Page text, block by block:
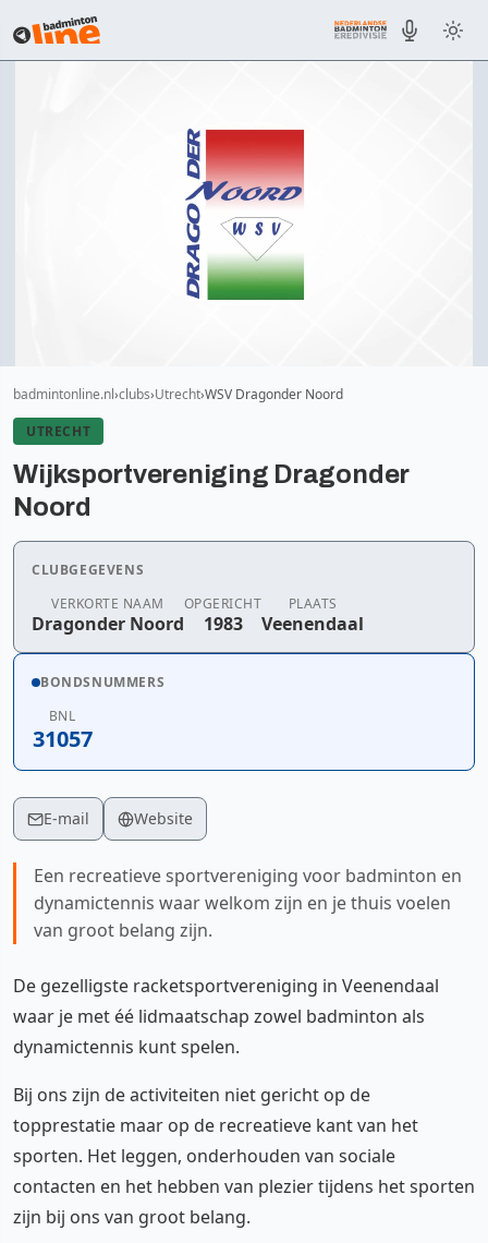
badmintonline.nl clubs Utrecht WSV Dragonder Noord
UTRECHT
Wijksportvereniging Dragonder
Noord
CLUBGEGEVENS
VERKORTE NAAM
Dragonder Noord
OPGERICHT
1983
PLAATS
Veenendaal
BONDSNUMMERS
BNL
31057
E-mail Website
Een recreatieve sportvereniging voor badminton en
dynamictennis waar welkom zijn en je thuis voelen
van groot belang zijn.
De gezelligste racketsportvereniging in Veenendaal
waar je met éé lidmaatschap zowel badminton als
dynamictennis kunt spelen.
Bij ons zijn de activiteiten niet gericht op de
topprestatie maar op de recreatieve kant van het
sporten. Het leggen, onderhouden van sociale
contacten en het hebben van plezier tijdens het sporten
zijn bij ons van groot belang.